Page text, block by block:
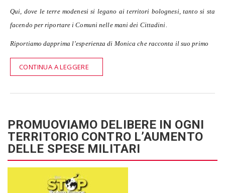
Qui, dove le terre modenesi si legano ai territori bolognesi, tanto si sta
facendo per riportare i Comuni nelle mani dei Cittadini.
Riportiamo dapprima l’esperienza di Monica che racconta il suo primo
CONTINUA A LEGGERE
PROMUOVIAMO DELIBERE IN OGNI
TERRITORIO CONTRO L’AUMENTO
DELLE SPESE MILITARI